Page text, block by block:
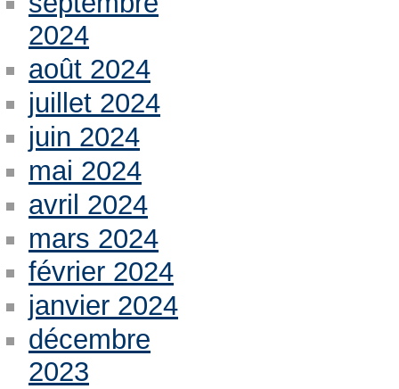
2024
août 2024
juillet 2024
juin 2024
mai 2024
avril 2024
mars 2024
février 2024
janvier 2024
décembre
2023